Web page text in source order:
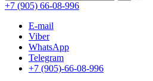
+7 (905) 66-08-996
E-mail
Viber
WhatsApp
Telegram
+7 (905)-66-08-996